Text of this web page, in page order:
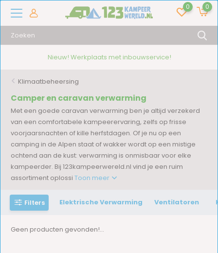
0 0
16.000+ artikelen!
Klimaatbeheersing
Camper en caravan verwarming
Met een goede caravan verwarming ben je altijd verzekerd
van een comfortabele kampeerervaring, zelfs op frisse
voorjaarsnachten of kille herfstdagen. Of je nu op een
camping in de Alpen staat of wakker wordt op een mistige
ochtend aan de kust: verwarming is onmisbaar voor elke
kampeerder. Bij 123kampeerwereld.nl vind je een ruim
assortiment oplossiToon meer
Filters Elektrische Verwarming Ventilatoren
Geen producten gevonden!...